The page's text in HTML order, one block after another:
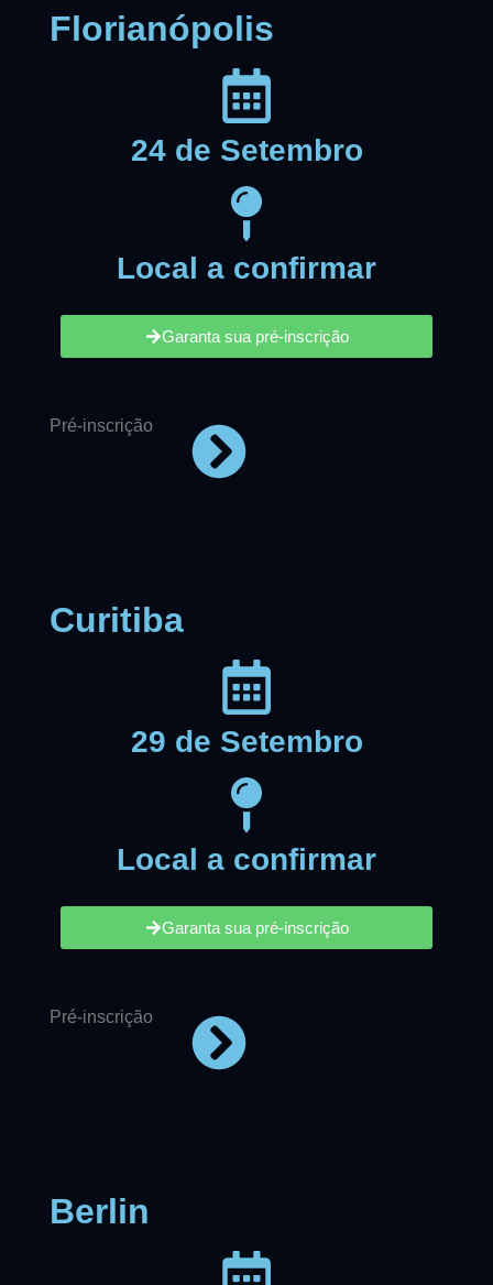
Florianópolis
24 de Setembro
Local a confirmar
Garanta sua pré-inscrição
Pré-inscrição
Curitiba
29 de Setembro
Local a confirmar
Garanta sua pré-inscrição
Pré-inscrição
Berlin